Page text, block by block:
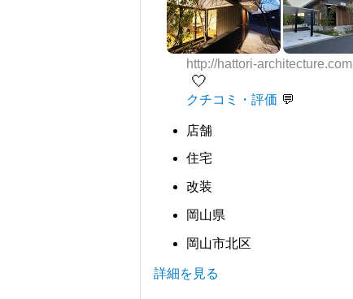
http://hattori-architecture.com
🤍
クチコミ・評価
店舗
住宅
改装
岡山県
岡山市北区
詳細を見る